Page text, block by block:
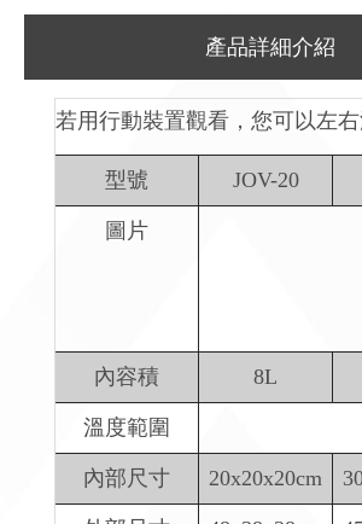
產品詳細介紹
若用行動裝置觀看，您可以左
型號 JOV-20
圖片
內容積 8L
溫度範圍
內部尺寸 20x20x20cm